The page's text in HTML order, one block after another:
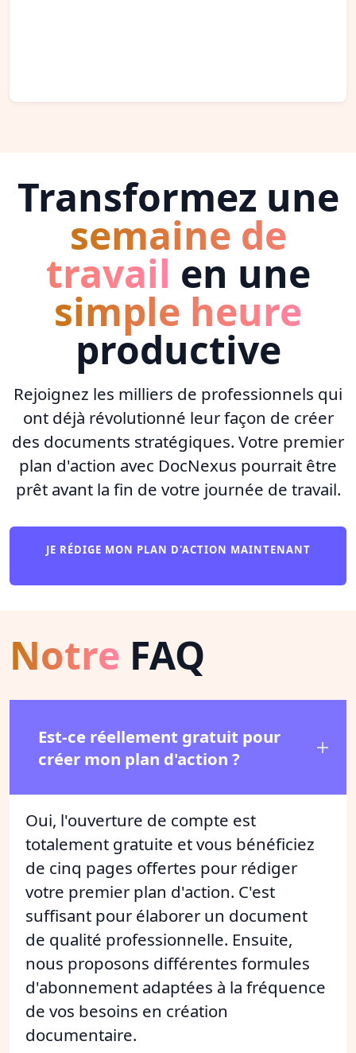
Transformez une
semaine de
travail en une
simple heure
productive
Rejoignez les milliers de professionnels qui
ont déjà révolutionné leur façon de créer
des documents stratégiques. Votre premier
plan d'action avec DocNexus pourrait être
prêt avant la fin de votre journée de travail.
JE RÉDIGE MON PLAN D'ACTION MAINTENANT
Notre FAQ
Est-ce réellement gratuit pour
créer mon plan d'action ?
Oui, l'ouverture de compte est
totalement gratuite et vous bénéficiez
de cinq pages offertes pour rédiger
votre premier plan d'action. C'est
suffisant pour élaborer un document
de qualité professionnelle. Ensuite,
nous proposons différentes formules
d'abonnement adaptées à la fréquence
de vos besoins en création
documentaire.